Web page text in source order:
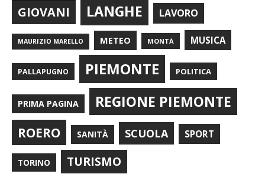
GIOVANI LANGHE LAVORO
MAURIZIO MARELLO METEO MONTÀ MUSICA
PALLAPUGNO PIEMONTE POLITICA
PRIMA PAGINA REGIONE PIEMONTE
ROERO SANITÀ SCUOLA SPORT
TORINO TURISMO